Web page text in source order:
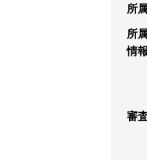
所
所
情
審